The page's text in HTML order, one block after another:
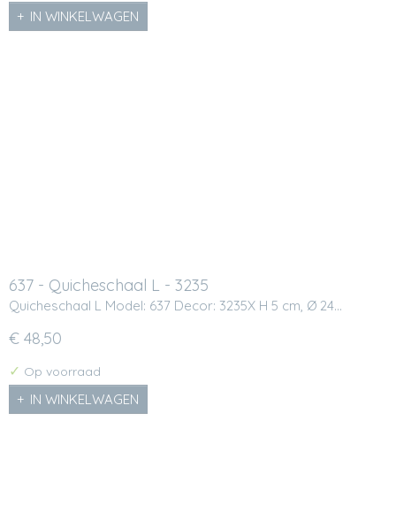
IN WINKELWAGEN
637 - Quicheschaal L - 3235
Quicheschaal L Model: 637 Decor: 3235X H 5 cm, Ø 24…
€ 48,50
✓ Op voorraad
IN WINKELWAGEN